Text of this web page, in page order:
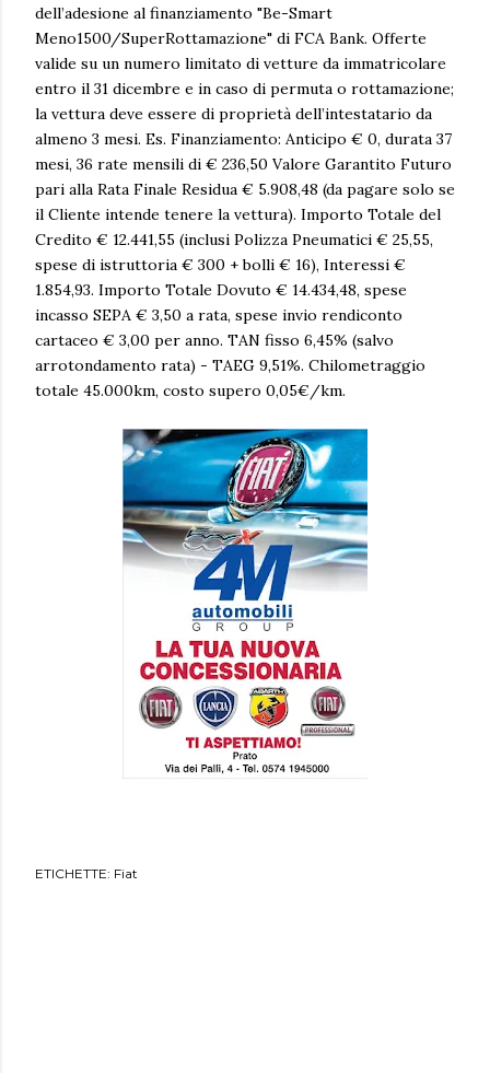
dell’adesione al finanziamento "Be-Smart
Meno1500/SuperRottamazione" di FCA Bank. Offerte
valide su un numero limitato di vetture da immatricolare
entro il 31 dicembre e in caso di permuta o rottamazione;
la vettura deve essere di proprietà dell’intestatario da
almeno 3 mesi. Es. Finanziamento: Anticipo € 0, durata 37
mesi, 36 rate mensili di € 236,50 Valore Garantito Futuro
pari alla Rata Finale Residua € 5.908,48 (da pagare solo se
il Cliente intende tenere la vettura). Importo Totale del
Credito € 12.441,55 (inclusi Polizza Pneumatici € 25,55,
spese di istruttoria € 300 + bolli € 16), Interessi €
1.854,93. Importo Totale Dovuto € 14.434,48, spese
incasso SEPA € 3,50 a rata, spese invio rendiconto
cartaceo € 3,00 per anno. TAN fisso 6,45% (salvo
arrotondamento rata) - TAEG 9,51%. Chilometraggio
totale 45.000km, costo supero 0,05€/km.
ETICHETTE: Fiat